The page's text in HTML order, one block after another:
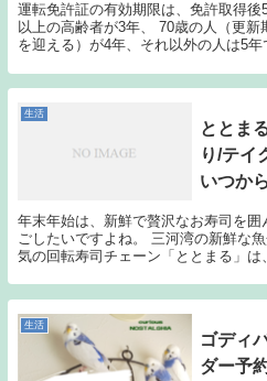
運転免許証の有効期限は、免許取得
以上の高齢者が3年、 70歳の人（更
を迎える）が4年、それ以外の人は5
生活
ととま
り/テイ
いつか
年末年始は、新鮮で贅沢なお寿司を
ごしたいですよね。 三河湾の新鮮な
気の回転寿司チェーン「ととまる」
生活
ゴディ
ダー予